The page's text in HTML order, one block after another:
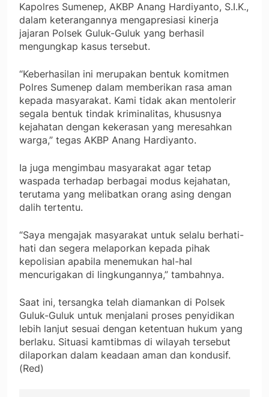
Kapolres Sumenep, AKBP Anang Hardiyanto, S.I.K.,
dalam keterangannya mengapresiasi kinerja
jajaran Polsek Guluk-Guluk yang berhasil
mengungkap kasus tersebut.
“Keberhasilan ini merupakan bentuk komitmen
Polres Sumenep dalam memberikan rasa aman
kepada masyarakat. Kami tidak akan mentolerir
segala bentuk tindak kriminalitas, khususnya
kejahatan dengan kekerasan yang meresahkan
warga,” tegas AKBP Anang Hardiyanto.
Ia juga mengimbau masyarakat agar tetap
waspada terhadap berbagai modus kejahatan,
terutama yang melibatkan orang asing dengan
dalih tertentu.
“Saya mengajak masyarakat untuk selalu berhati-
hati dan segera melaporkan kepada pihak
kepolisian apabila menemukan hal-hal
mencurigakan di lingkungannya,” tambahnya.
Saat ini, tersangka telah diamankan di Polsek
Guluk-Guluk untuk menjalani proses penyidikan
lebih lanjut sesuai dengan ketentuan hukum yang
berlaku. Situasi kamtibmas di wilayah tersebut
dilaporkan dalam keadaan aman dan kondusif.
(Red)